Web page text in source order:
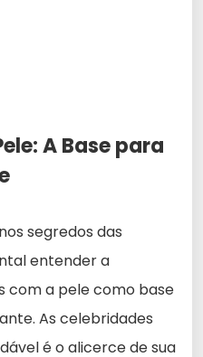
A Base para
segredos das
entender a
com a pele como base
As celebridades
é o alicerce de sua